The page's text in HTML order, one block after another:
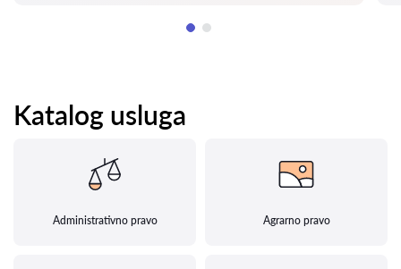
Katalog usluga
Administrativno pravo Agrarno pravo